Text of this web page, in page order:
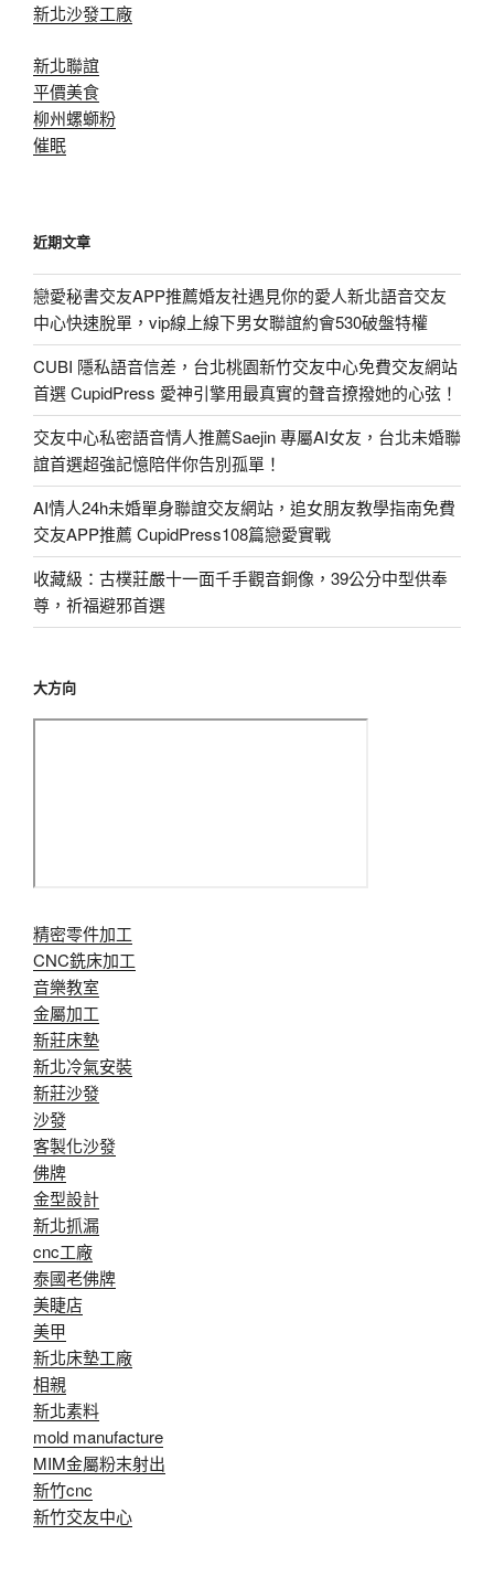
新北沙發工廠
新北聯誼
平價美食
柳州螺螄粉
催眠
近期文章
戀愛秘書交友APP推薦婚友社遇見你的愛人新北語音交友
中心快速脫單，vip線上線下男女聯誼約會530破盤特權
CUBI 隱私語音信差，台北桃園新竹交友中心免費交友網站
首選 CupidPress 愛神引擎用最真實的聲音撩撥她的心弦！
交友中心私密語音情人推薦Saejin 專屬AI女友，台北未婚聯
誼首選超強記憶陪伴你告別孤單！
AI情人24h未婚單身聯誼交友網站，追女朋友教學指南免費
交友APP推薦 CupidPress108篇戀愛實戰
收藏級：古樸莊嚴十一面千手觀音銅像，39公分中型供奉
尊，祈福避邪首選
大方向
精密零件加工
CNC銑床加工
音樂教室
金屬加工
新莊床墊
新北冷氣安裝
新莊沙發
沙發
客製化沙發
佛牌
金型設計
新北抓漏
cnc工廠
泰國老佛牌
美睫店
美甲
新北床墊工廠
相親
新北素料
mold manufacture
MIM金屬粉末射出
新竹cnc
新竹交友中心